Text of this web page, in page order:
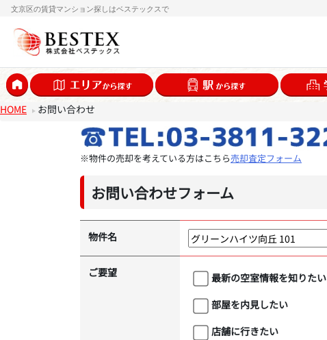
文京区の賃貸マンション探しはベステックスで
HOME お問い合わせ
※物件の売却を考えている方はこちら売却査定フォーム
お問い合わせフォーム
物件名
ご要望
最新の空室情報を知りたい
部屋を内見したい
店舗に行きたい